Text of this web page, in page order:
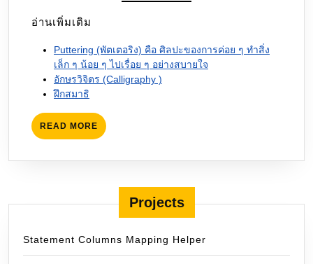
อ่านเพิ่มเติม
Puttering (พัตเตอริง) คือ ศิลปะของการค่อย ๆ ทำสิ่ง
เล็ก ๆ น้อย ๆ ไปเรื่อย ๆ อย่างสบายใจ
อักษรวิจิตร (Calligraphy )
ฝึกสมาธิ
READ MORE READ
MORE
Projects
Statement Columns Mapping Helper